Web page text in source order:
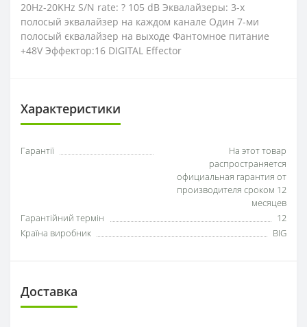
20Hz-20KHz S/N rate: ? 105 dB Эквалайзеры: 3-х
полосый эквалайзер на каждом канале Один 7-ми
полосый єквалайзер на выходе Фантомное питание
+48V Эффектор:16 DIGITAL Effector
Характеристики
Гарантії
На этот товар
распространяется
официальная гарантия от
производителя сроком 12
месяцев
Гарантійний термін
12
Країна виробник
BIG
Доставка